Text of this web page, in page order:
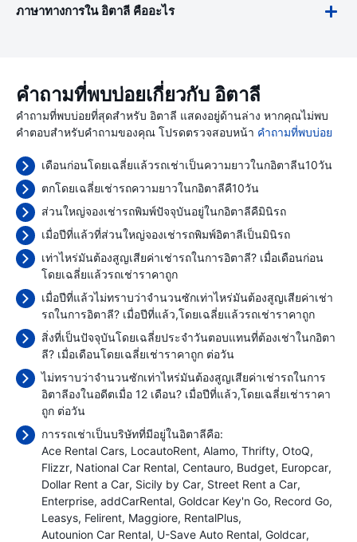
ภาษาทางการใน อิตาลี คืออะไร
คำถามที่พบบ่อยเกี่ยวกับ อิตาลี
คำถามที่พบบ่อยที่สุดสำหรับ อิตาลี แสดงอยู่ด้านล่าง หากคุณไม่พบ
คำตอบสำหรับคำถามของคุณ โปรดตรวจสอบหน้า คำถามที่พบบ่อย
เดือนก่อนโดยเฉลี่ยแล้วรถเช่าเป็นความยาวในกอิตาลีน10วัน
ตกโดยเฉลี่ยเช่ารถความยาวในกอิตาลีคื10วัน
ส่วนใหญ่จองเช่ารถพิมพ์ปัจจุบันอยู่ในกอิตาลีคืมินิรถ
เมื่อปีที่แล้วที่ส่วนใหญ่จองเช่ารถพิมพ์อิตาลีเป็นมินิรถ
เท่าไหร่มันต้องสูญเสียค่าเช่ารถในการอิตาลี? เมื่อเดือนก่อน
โดยเฉลี่ยแล้วรถเช่าราคาถูก
เมื่อปีที่แล้วไม่ทราบว่าจำนวนซักเท่าไหร่มันต้องสูญเสียค่าเช่า
รถในการอิตาลี? เมื่อปีที่แล้ว,โดยเฉลี่ยแล้วรถเช่าราคาถูก
สิ่งที่เป็นปัจจุบันโดยเฉลี่ยประจำวันตอบแทนที่ต้องเช่าในกอิตา
ลี? เมื่อเดือนโดยเฉลี่ยเช่าราคาถูก ต่อวัน
ไม่ทราบว่าจำนวนซักเท่าไหร่มันต้องสูญเสียค่าเช่ารถในการ
อิตาลีองในอดีตเมื่อ 12 เดือน? เมื่อปีที่แล้ว,โดยเฉลี่ยเช่าราคา
ถูก ต่อวัน
การรถเช่าเป็นบริษัทที่มีอยู่ในอิตาลีคือ:
Ace Rental Cars LocautoRent Alamo Thrifty OtoQ
Flizzr National Car Rental Centauro Budget Europcar
Dollar Rent a Car Sicily by Car Street Rent a Car
Enterprise addCarRental Goldcar Key'n Go Record Go
Leasys Felirent Maggiore RentalPlus
Autounion Car Rental U-Save Auto Rental Goldcar